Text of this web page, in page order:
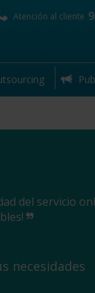
Atención al cliente
del servicio
necesidades